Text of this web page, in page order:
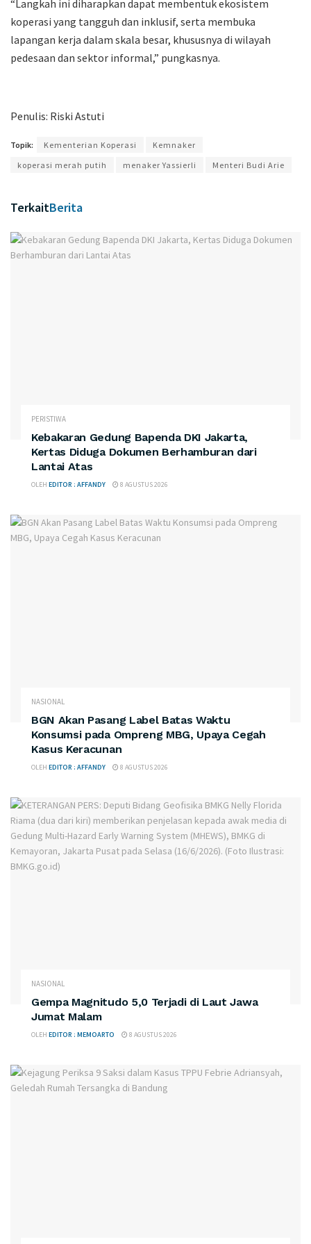
“Langkah ini diharapkan dapat membentuk ekosistem
koperasi yang tangguh dan inklusif, serta membuka
lapangan kerja dalam skala besar, khususnya di wilayah
pedesaan dan sektor informal,” pungkasnya.
Penulis: Riski Astuti
Topik: Kementerian Koperasi
Kemnaker
koperasi merah putih
menaker Yassierli Menteri Budi Arie
TerkaitBerita
PERISTIWA
Kebakaran Gedung Bapenda DKI Jakarta,
Kertas Diduga Dokumen Berhamburan dari
Lantai Atas
OLEH EDITOR : AFFANDY 8 AGUSTUS 2026
NASIONAL
BGN Akan Pasang Label Batas Waktu
Konsumsi pada Ompreng MBG, Upaya Cegah
Kasus Keracunan
OLEH EDITOR : AFFANDY 8 AGUSTUS 2026
NASIONAL
Gempa Magnitudo 5,0 Terjadi di Laut Jawa
Jumat Malam
OLEH EDITOR : MEMOARTO 8 AGUSTUS 2026